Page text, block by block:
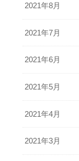
2021年8月
2021年7月
2021年6月
2021年5月
2021年4月
2021年3月